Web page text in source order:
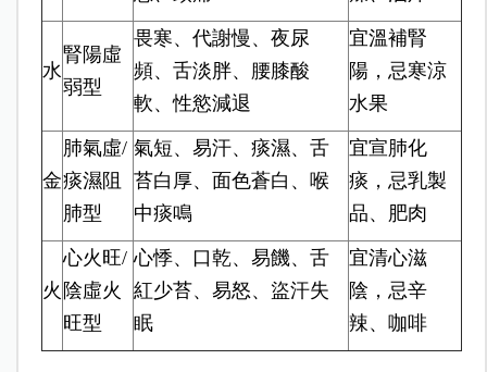
水
腎陽虛
弱型
畏寒、代謝慢、夜尿
頻、舌淡胖、腰膝酸
軟、性慾減退
宜溫補腎
陽，忌寒涼
水果
金
肺氣虛/
痰濕阻
肺型
氣短、易汗、痰濕、舌
苔白厚、面色蒼白、喉
中痰鳴
宜宣肺化
痰，忌乳製
品、肥肉
火
心火旺/
陰虛火
旺型
心悸、口乾、易饑、舌
紅少苔、易怒、盜汗失
眠
宜清心滋
陰，忌辛
辣、咖啡